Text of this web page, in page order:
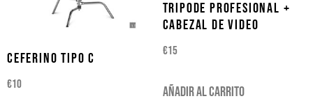
CEFERINO TIPO C
€10
TRIPODE PROFESIONAL +
CABEZAL DE VIDEO
€15
Añadir al carrito